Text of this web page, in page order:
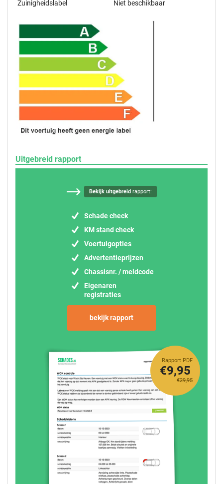
Zuinigheidslabel
Niet beschikbaar
Uitgebreid rapport
Bekijk uitgebreidrapport:
Schade check
KM stand check
Voertuigopties
Advertentieprijzen
Chassisnr. / meldcode
Eigenaren
registraties
bekijk rapport
Rapport PDF
€29,95
€9,95